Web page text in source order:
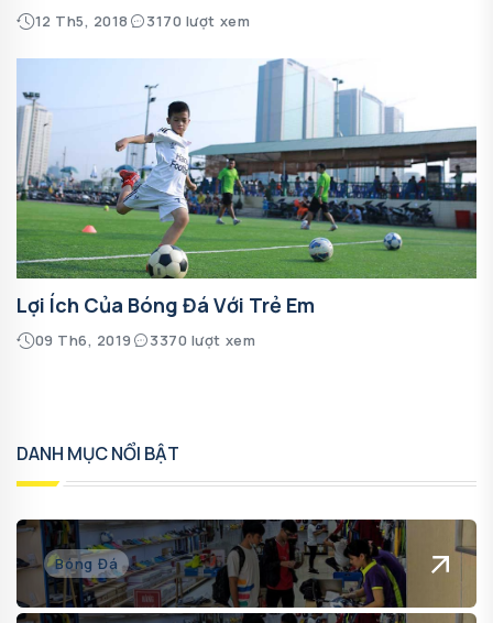
12 Th5, 2018 3170 lượt xem
Lợi Ích Của Bóng Đá Với Trẻ Em
09 Th6, 2019 3370 lượt xem
DANH MỤC NỔI BẬT
Bóng Đá